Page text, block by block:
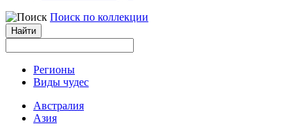
Поиск по коллекции
Регионы
Виды чудес
Австралия
Азия